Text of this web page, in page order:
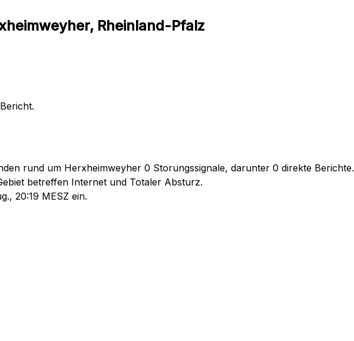
Rheinland-Pfalz
rund um Herxheimweyher 0 Storungssignale, darunter 0 direkte Berichte.
betreffen Internet und Totaler Absturz.
20:19 MESZ ein.